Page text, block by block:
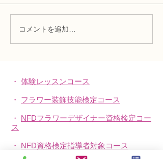
趣味で楽しむフラワーレ
ッスン、アーティフィシ
コメントを追加…
・ 体験レッスンコース
・ フラワー装飾技能検定コース
・ NFDフラワーデザイナー資格検定コー
ス
・ NFD資格検定指導者対象コース